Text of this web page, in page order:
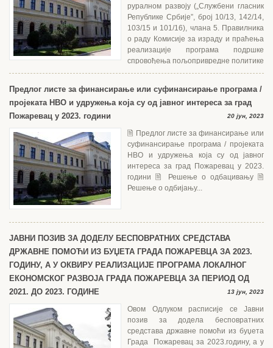
руралном развоју („Службени гласник
Републике Србије”, број 10/13, 142/14,
103/15 и 101/16), члана 5. Правилника
о раду Комисије за израду и праћења
реализације програма подршке
спровођења пољопривредне политике
и политике руралног развоја на територији Града...
Предлог листе за финансирање или суфинансирање програма /
пројеката НВО и удружења која су од јавног интереса за град
Пожаревац у 2023. години
20 јун, 2023
🗎 Предлог листе за финансирање или
суфинансирање програма / пројеката
НВО и удружења која су од јавног
интереса за град Пожаревац у 2023.
години 🗎 Решење о одбацивању 🗎
Решење о одбијању...
ЈАВНИ ПОЗИВ ЗА ДОДЕЛУ БЕСПОВРАТНИХ СРЕДСТАВА
ДРЖАВНЕ ПОМОЋИ ИЗ БУЏЕТА ГРАДА ПОЖАРЕВЦА ЗА 2023.
ГОДИНУ, А У ОКВИРУ РЕАЛИЗАЦИЈЕ ПРОГРАМА ЛОКАЛНОГ
ЕКОНОМСКОГ РАЗВОЈА ГРАДА ПОЖАРЕВЦА ЗА ПЕРИОД ОД
2021. ДО 2023. ГОДИНЕ
13 јун, 2023
Овом Одлуком расписије се Јавни
позив за додела бесповратних
средстава државне помоћи из буџета
Града Пожаревац за 2023.годину, а у